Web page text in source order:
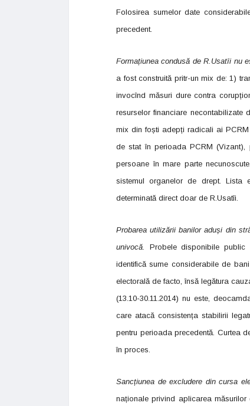
Folosirea sumelor date
precedent.
Formațiunea condusă de R.Usatîi nu
a fost construită pritr-un mix de: 1)
invocînd măsuri dure contra
resurselor financiare necontabilizate
mix din foști adepți radicali ai
de stat în perioada PCRM (Vizant),
persoane în mare parte
sistemul organelor de drept. Lista
determinată direct doar de R.Usatîi.
Probarea utilizării banilor aduși din
univocă.
Probele disponibile
identifică sume considerabile de
electorală de facto, însă legătura
(13.10-30.11.2014) nu este,
care atacă consistența stabilirii
pentru perioada precedentă. Curtea
în proces.
Sancțiunea de excludere din cursa
naționale privind aplicarea